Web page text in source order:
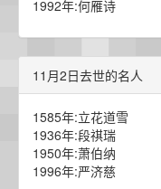
1992年:何雁诗
11月2日去世的名人
1585年:立花道雪
1936年:段祺瑞
1950年:萧伯纳
1996年:严济慈